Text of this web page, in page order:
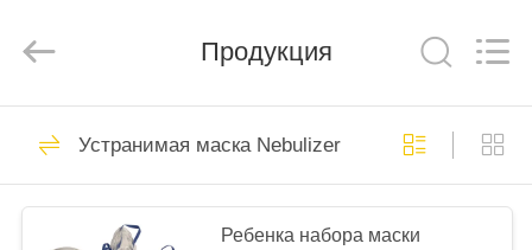
ДОМ
ПРОДУКТЫ
Co.,
Reserved.
Кровь собирая
трубку
Продукция
Устранимая маска Nebulizer
Ребенка набора маски